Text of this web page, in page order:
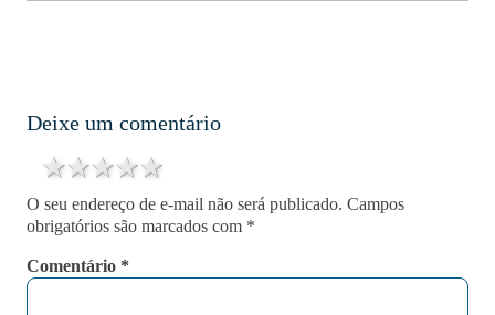
Deixe um comentário
4 stars
3 stars
2 stars
1 star
O seu endereço de e-mail não será publicado. Campos
obrigatórios são marcados com *
Comentário *